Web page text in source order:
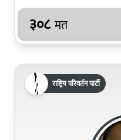
३०८ मत
राष्ट्रिय परिवर्तन पार्टी